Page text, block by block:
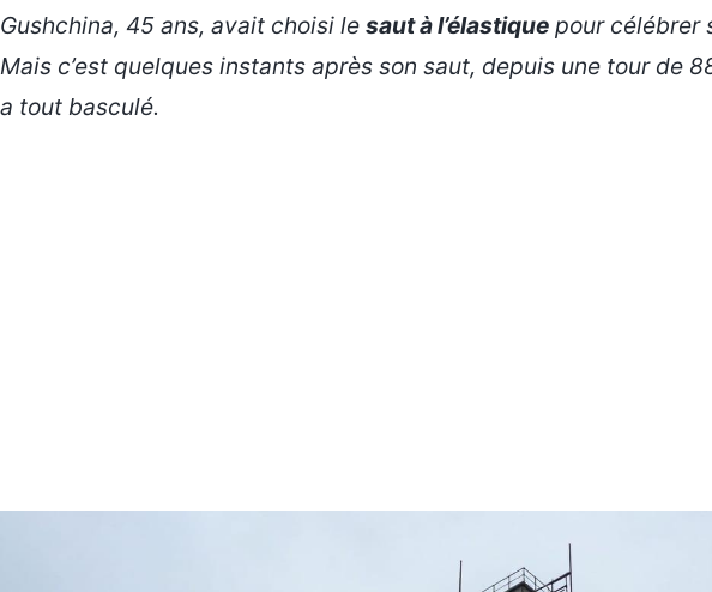
Gushchina, 45 ans, avait choisi le saut à l’élastique pour célébrer
Mais c’est quelques instants après son saut, depuis une tour de
a tout basculé.